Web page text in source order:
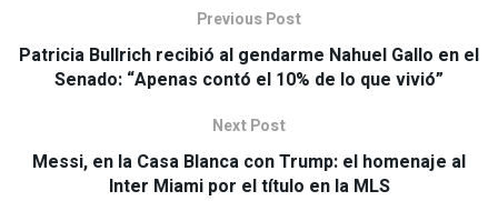
Previous Post
Patricia Bullrich recibió al gendarme Nahuel Gallo en el
Senado: “Apenas contó el 10% de lo que vivió”
Next Post
Messi, en la Casa Blanca con Trump: el homenaje al
Inter Miami por el título en la MLS